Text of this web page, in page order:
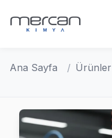
Ana Sayfa Ürünler